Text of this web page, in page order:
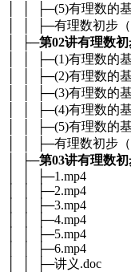
│ │ ├─(5)有理数的
│ │ ├─有理数初步
│ ├─第02讲有理数初
│ │ ├─(1)有理数的
│ │ ├─(2)有理数的
│ │ ├─(3)有理数的
│ │ ├─(4)有理数的
│ │ ├─(5)有理数的
│ │ ├─有理数初步
│ ├─第03讲有理数初
│ │ ├─1.mp4
│ │ ├─2.mp4
│ │ ├─3.mp4
│ │ ├─4.mp4
│ │ ├─5.mp4
│ │ ├─6.mp4
│ │ ├─讲义.doc